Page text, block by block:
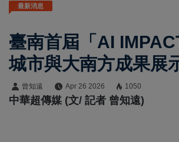
最新消息
臺南首屆「AI
城市與大南方成果
黃偉哲市長邀體驗數
AI應用新生活
曾知遠 Apr 26 2026 1050
中華超傳媒 (文/ 記者 曾知遠)